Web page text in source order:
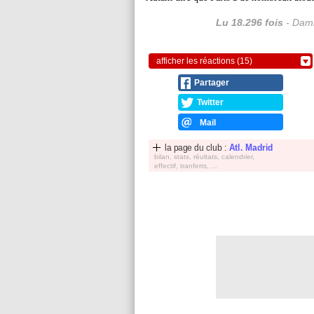
Lu 18.296 fois -
afficher les réactions (15)
Partager
Twitter
Mail
la page du club : Atl. Madrid
bilan, stats, réultats, calendrier,
effectif, tranferts, ...